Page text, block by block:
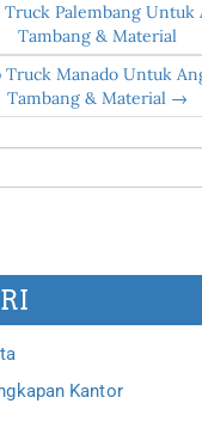
Palembang Untuk
Tambang & Material
Truck Manado Untuk
Tambang & Material →
Kantor